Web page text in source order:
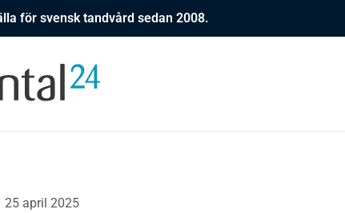
för svensk tandvård sedan 2008.
25 april 2025